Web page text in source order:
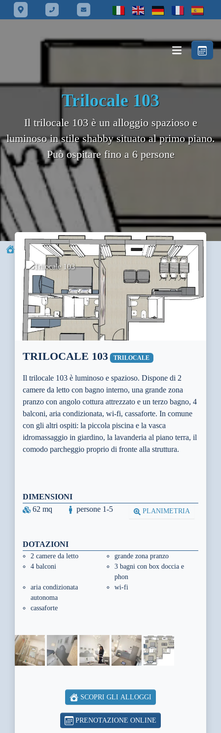
Trilocale 103
Il trilocale 103 è un alloggio spazioso e
luminoso in stile shabby situato al primo piano.
Può ospitare fino a 6 persone
→ Alloggi→Trilocale 103
TRILOCALE 103 TRILOCALE
Il trilocale 103 è luminoso e spazioso. Dispone di 2
camere da letto con bagno interno, una grande zona
pranzo con angolo cottura attrezzato e un terzo bagno, 4
balconi, aria condizionata, wi-fi, cassaforte. In comune
con gli altri ospiti: la piccola piscina e la vasca
idromassaggio in giardino, la lavanderia al piano terra, il
comodo parcheggio proprio di fronte alla struttura.
DIMENSIONI
62 mq
persone 1-5 PLANIMETRIA
DOTAZIONI
2 camere da letto
grande zona pranzo
4 balconi
3 bagni con box doccia e
phon
aria condizionata
autonoma
wi-fi
cassaforte
SCOPRI GLI ALLOGGI
PRENOTAZIONE ONLINE